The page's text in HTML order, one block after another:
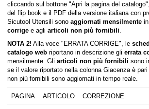
cliccando sul bottone "Apri la pagina del
del flip book e il PDF della versione italiana con
Sicutool Utensili sono aggiornati mensilmente
corrige e agli articoli non più fornibili.
NOTA 2! Alla voce "ERRATA CORRIGE", le
catalogo web riportano in descrizione gli errata
mensilmente. Gli articoli non più fornibili sono
se il valore riportato nella colonna Giacenza è
non più fornibili sono aggiornati in tempo reale.
PAGINA ARTICOLO CORREZIONE